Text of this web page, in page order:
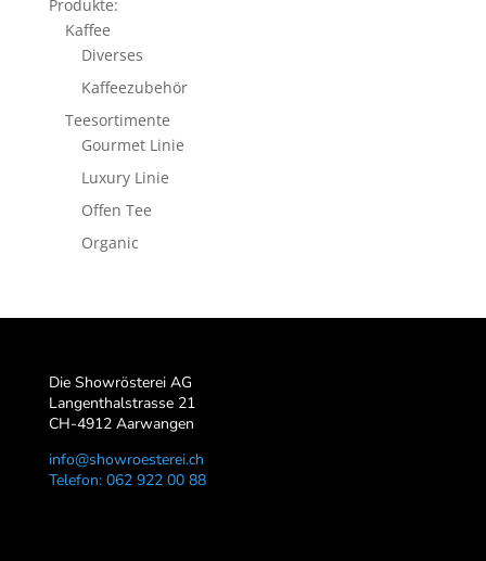
Produkte:
Kaffee
Diverses
Kaffeezubehör
Teesortimente
Gourmet Linie
Luxury Linie
Offen Tee
Organic
Die Showrösterei AG
Langenthalstrasse 21
CH-4912 Aarwangen
info@showroesterei.ch
Telefon: 062 922 00 88